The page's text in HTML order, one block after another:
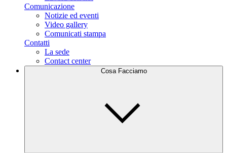
Comunicazione
Notizie ed eventi
Video gallery
Comunicati stampa
Contatti
La sede
Contact center
Cosa Facciamo